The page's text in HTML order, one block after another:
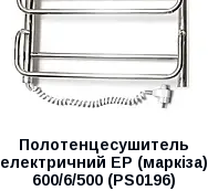
Полотенцесушитель
електричний EP (маркіза)
600/6/500 (PS0196)